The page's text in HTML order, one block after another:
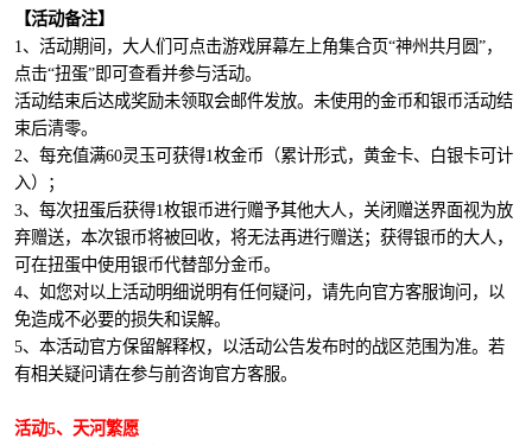
【活动备注】
1、活动期间，大人们可点击游戏屏幕左上角集合页“神州共月圆”，
点击“扭蛋”即可查看并参与活动。
活动结束后达成奖励未领取会邮件发放。未使用的金币和银币活动结
束后清零。
2、每充值满60灵玉可获得1枚金币（累计形式，黄金卡、白银卡可计
入）；
3、每次扭蛋后获得1枚银币进行赠予其他大人，关闭赠送界面视为放
弃赠送，本次银币将被回收，将无法再进行赠送；获得银币的大人，
可在扭蛋中使用银币代替部分金币。
4、如您对以上活动明细说明有任何疑问，请先向官方客服询问，以
免造成不必要的损失和误解。
5、本活动官方保留解释权，以活动公告发布时的战区范围为准。若
有相关疑问请在参与前咨询官方客服。
活动5、天河繁愿